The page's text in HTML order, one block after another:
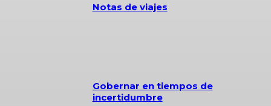
Notas de viajes
Gobernar en tiempos de
incertidumbre